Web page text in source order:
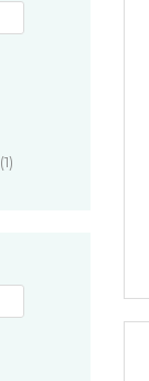
(1)